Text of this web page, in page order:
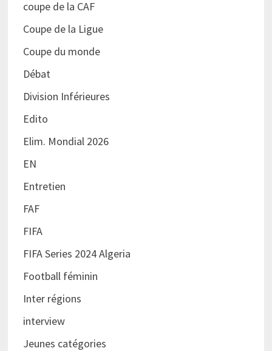
coupe de la CAF
Coupe de la Ligue
Coupe du monde
Débat
Division Inférieures
Edito
Elim. Mondial 2026
EN
Entretien
FAF
FIFA
FIFA Series 2024 Algeria
Football féminin
Inter régions
interview
Jeunes catégories